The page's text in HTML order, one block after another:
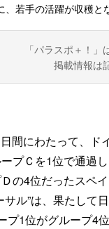
、若手の活躍が収穫
「パラスポ＋！
掲載情報は
間にわたって、ド
プＣを1位で通過
の4位だったスペ
ル”は、果たして
プ1位がグループ4